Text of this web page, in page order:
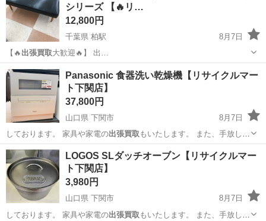
シリーズ 【🔥リ…
12,800円
千葉県 柏駅
8月7日
【🔥 出張買取大歓迎🔥】 出…
千葉 柏市 ソファ ウニコ
Panasonic 食器洗い乾燥機【リサイクルマー
ト下関店】
37,800円
山口県 下関市
8月7日
しております。 家具や家電の出張買取 もいたします。 また、手放し
た…
山口 下関市 キッチン家電 リサイクルマート
LOGOS SLダッチオーブン【リサイクルマー
ト下関店】
3,980円
山口県 下関市
8月7日
しております。 家具や家電の出張買取 もいたします。 また、手放し